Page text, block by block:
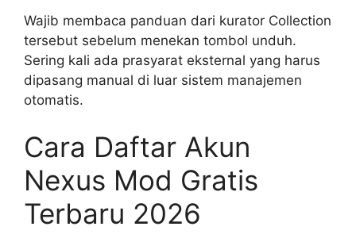
Wajib membaca panduan dari kurator Collection
tersebut sebelum menekan tombol unduh.
Sering kali ada prasyarat eksternal yang harus
dipasang manual di luar sistem manajemen
otomatis.
Cara Daftar Akun
Nexus Mod Gratis
Terbaru 2026